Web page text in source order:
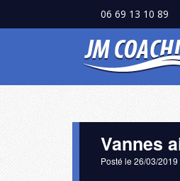
06 69 13 10 89
Vannes
Posté le 26/03/2019